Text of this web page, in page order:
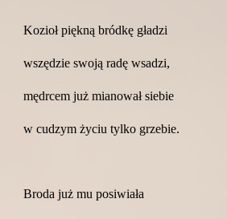
Kozioł piękną bródkę gładzi
wszędzie swoją radę wsadzi,
mędrcem już mianował siebie
w cudzym życiu tylko grzebie.
Broda już mu posiwiała